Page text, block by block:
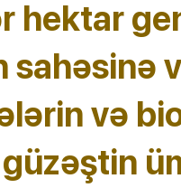
hektar
sahəsinə
və